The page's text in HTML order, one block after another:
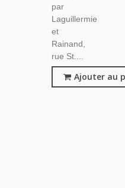
par
Laguillermie
et
Rainand,
rue St....
Ajouter au